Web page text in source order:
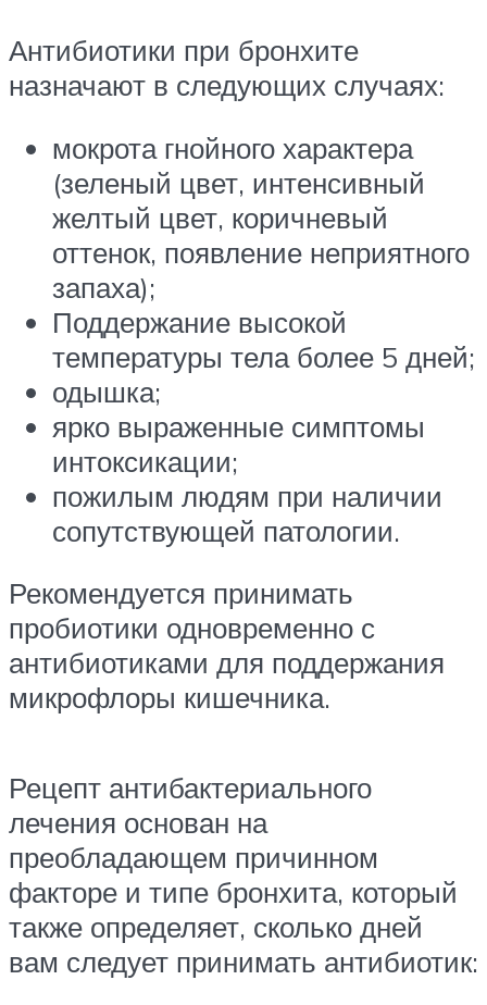
Антибиотики при бронхите
назначают в следующих случаях:
мокрота гнойного характера
(зеленый цвет, интенсивный
желтый цвет, коричневый
оттенок, появление неприятного
запаха);
Поддержание высокой
температуры тела более 5 дней;
одышка;
ярко выраженные симптомы
интоксикации;
пожилым людям при наличии
сопутствующей патологии.
Рекомендуется принимать
пробиотики одновременно с
антибиотиками для поддержания
микрофлоры кишечника.
Рецепт антибактериального
лечения основан на
преобладающем причинном
факторе и типе бронхита, который
также определяет, сколько дней
вам следует принимать антибиотик: